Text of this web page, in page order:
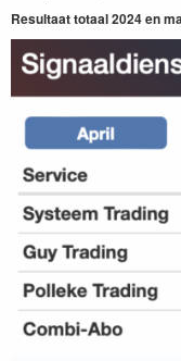
Resultaat totaal 2024 en